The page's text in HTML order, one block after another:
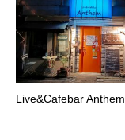
Live&Cafebar Anthem